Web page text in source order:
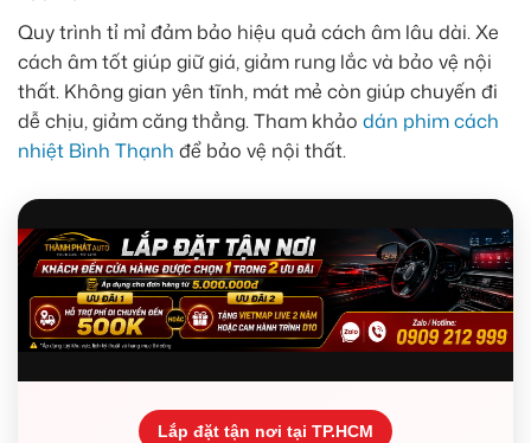
Quy trình tỉ mỉ đảm bảo hiệu quả cách âm lâu dài. Xe
cách âm tốt giúp giữ giá, giảm rung lắc và bảo vệ nội
thất. Không gian yên tĩnh, mát mẻ còn giúp chuyến đi
dễ chịu, giảm căng thẳng. Tham khảo dán phim cách
nhiệt Bình Thạnh để bảo vệ nội thất.
Lắp đặt tận nơi tại TP.HCM